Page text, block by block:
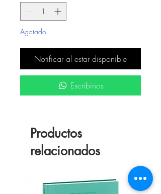
Agotado
Notificar al estar disponible
Escribinos
Productos
relacionados